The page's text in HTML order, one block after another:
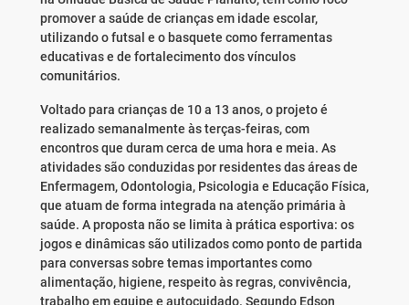
promover a saúde de crianças em idade escolar,
utilizando o futsal e o basquete como ferramentas
educativas e de fortalecimento dos vínculos
comunitários.
Voltado para crianças de 10 a 13 anos, o projeto é
realizado semanalmente às terças-feiras, com
encontros que duram cerca de uma hora e meia. As
atividades são conduzidas por residentes das áreas de
Enfermagem, Odontologia, Psicologia e Educação Física,
que atuam de forma integrada na atenção primária à
saúde. A proposta não se limita à prática esportiva: os
jogos e dinâmicas são utilizados como ponto de partida
para conversas sobre temas importantes como
alimentação, higiene, respeito às regras, convivência,
trabalho em equipe e autocuidado. Segundo Edson